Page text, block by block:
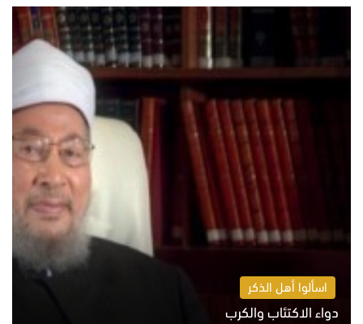
السبت 8 أغسطس 2026 11:04 ص
اسألوا أهل الذكر
دواء الاكتئاب والكرب